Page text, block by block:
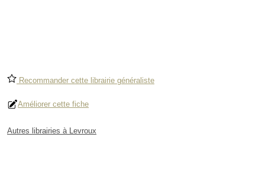
Recommander cette librairie généraliste
Améliorer cette fiche
Autres librairies à Levroux